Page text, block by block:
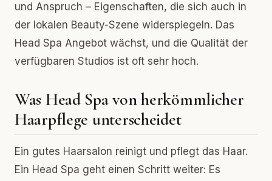
und Anspruch – Eigenschaften, die sich auch in
der lokalen Beauty-Szene widerspiegeln. Das
Head Spa Angebot wächst, und die Qualität der
verfügbaren Studios ist oft sehr hoch.
Was Head Spa von herkömmlicher
Haarpflege unterscheidet
Ein gutes Haarsalon reinigt und pflegt das Haar.
Ein Head Spa geht einen Schritt weiter: Es